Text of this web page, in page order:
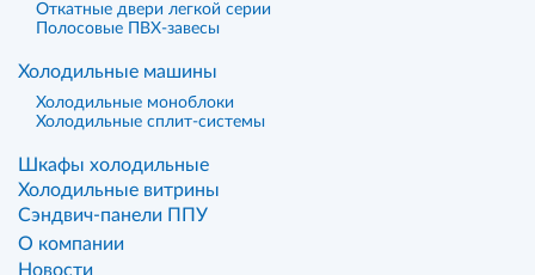
Откатные двери легкой серии
Полосовые ПВХ-завесы
Холодильные машины
Холодильные моноблоки
Холодильные сплит-системы
Шкафы холодильные
Холодильные витрины
Сэндвич-панели ППУ
О компании
Новости